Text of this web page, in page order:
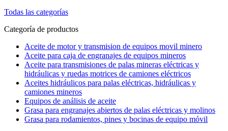
Todas las categorías
Categoría de productos
Aceite de motor y transmision de equipos movil minero
Aceite para caja de engranajes de equipos mineros
Aceite para transmisiones de palas mineras eléctricas y
hidráulicas y ruedas motrices de camiones eléctricos
Aceites hidráulicos para palas eléctricas, hidráulicas y
camiones mineros
Equipos de análisis de aceite
Grasa para engranajes abiertos de palas eléctricas y molinos
Grasa para rodamientos, pines y bocinas de equipo móvil